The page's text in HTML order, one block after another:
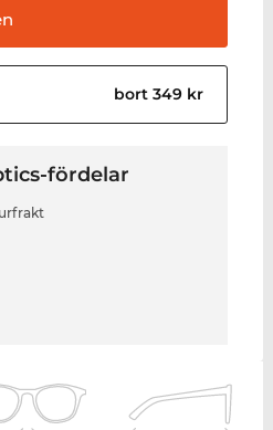
bort 349 kr
fördelar